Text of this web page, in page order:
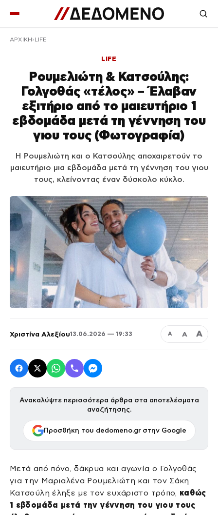
ΑΡΧΙΚΉ LIFE
LIFE
Ρουμελιώτη & Κατσούλης:
Γολγοθάς «τέλος» – Έλαβαν
εξιτήριο από το μαιευτήριο 1
εβδομάδα μετά τη γέννηση του
γιου τους (Φωτογραφία)
Η Ρουμελιώτη και ο Κατσούλης αποχαιρετούν το
μαιευτήριο μια εβδομάδα μετά τη γέννηση του γιου
τους, κλείνοντας έναν δύσκολο κύκλο.
Χριστίνα Αλεξίου13.06.2026 — 19:33 Α Α Α
Ανακαλύψτε περισσότερα άρθρα στα αποτελέσματα
αναζήτησης.
Προσθήκη του dedomeno.gr στην Google
Μετά από πόνο, δάκρυα και αγωνία ο Γολγοθάς
για την Μαριαλένα Ρουμελιώτη και τον Σάκη
Κατσούλη έληξε με τον ευχάριστο τρόπο, καθώς
1 εβδομάδα μετά την γέννηση του γιου τους